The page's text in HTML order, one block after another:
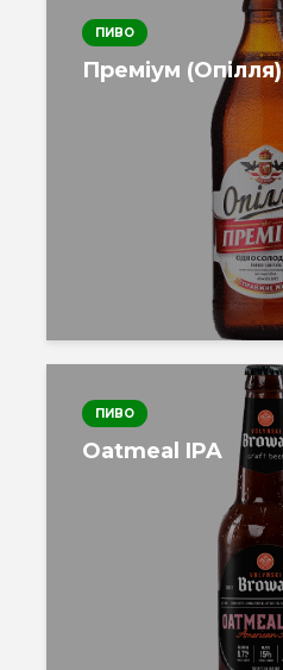
ПИВО
Преміум (Опілля)
ПИВО
Oatmeal IPA